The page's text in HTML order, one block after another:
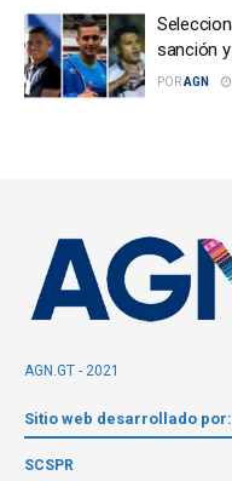
sanción
PORAGN
AGN.GT - 2021
Sitio web desarrollado por:
SCSPR